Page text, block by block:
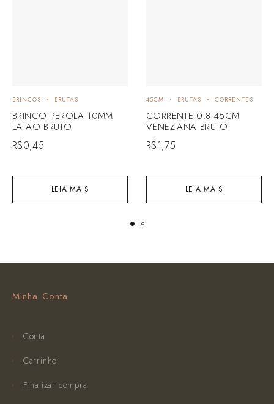
LEIA MAIS
BRINCOS BRUTAS
BRINCO PEROLA 10MM
LATAO BRUTO
R$0,45
LEIA MAIS
45CM BRUTAS CORRENTES
CORRENTE 0.8 45CM
VENEZIANA BRUTO
R$1,75
Minha Conta
Conta
Carrinho
Finalizar compra